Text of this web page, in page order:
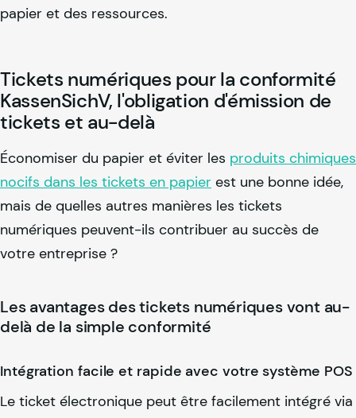
papier et des ressources.
Tickets numériques pour la conformité
KassenSichV, l'obligation d'émission de
tickets et au-delà
Économiser du papier et éviter les produits chimiques
nocifs dans les tickets en papier est une bonne idée,
mais de quelles autres manières les tickets
numériques peuvent-ils contribuer au succès de
votre entreprise ?
Les avantages des tickets numériques vont au-
delà de la simple conformité
Intégration facile et rapide avec votre système POS
Le ticket électronique peut être facilement intégré via